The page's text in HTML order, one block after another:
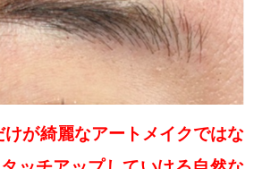
けが綺麗なアートメイクではな